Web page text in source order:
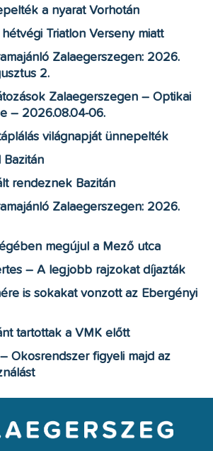
a nyarat Vorhotán
Triatlon Verseny miatt
Zalaegerszegen: 2026.
2.
Zalaegerszegen – Optikai
– 2026.08.04-06.
világnapját ünnepelték
rendeznek Bazitán
Zalaegerszegen: 2026.
megújul a Mező utca
– A legjobb rajzokat díjazták
is sokakat vonzott az Ebergényi
tartottak a VMK előtt
Okosrendszer figyeli majd az